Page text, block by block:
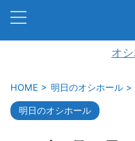
オ
HOME > 明日のオシホール >
明日のオシホール